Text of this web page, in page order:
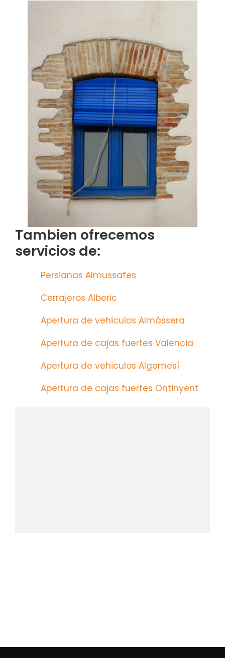
Tambien ofrecemos
servicios de:
Persianas Almussafes
Cerrajeros Alberic
Apertura de vehiculos Almàssera
Apertura de cajas fuertes Valencia
Apertura de vehiculos Algemesí
Apertura de cajas fuertes Ontinyent